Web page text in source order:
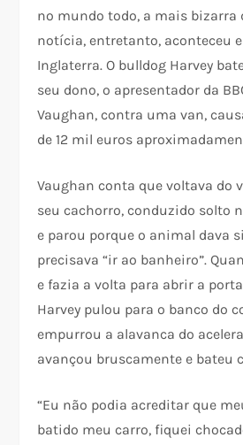
no mundo todo, a mais bizarra
notícia, entretanto, aconteceu
Inglaterra. O bulldog Harvey
seu dono, o apresentador da
Vaughan, contra uma van,
de 12 mil euros
Vaughan conta que voltava do
seu cachorro, conduzido solto
e parou porque o animal dava
precisava “ir ao banheiro”.
e fazia a volta para abrir a
Harvey pulou para o banco do
empurrou a alavanca do
avançou bruscamente e bateu
“Eu não podia acreditar que
batido meu carro, fiquei